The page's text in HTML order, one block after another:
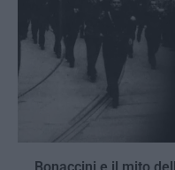
Bonaccini e il mito